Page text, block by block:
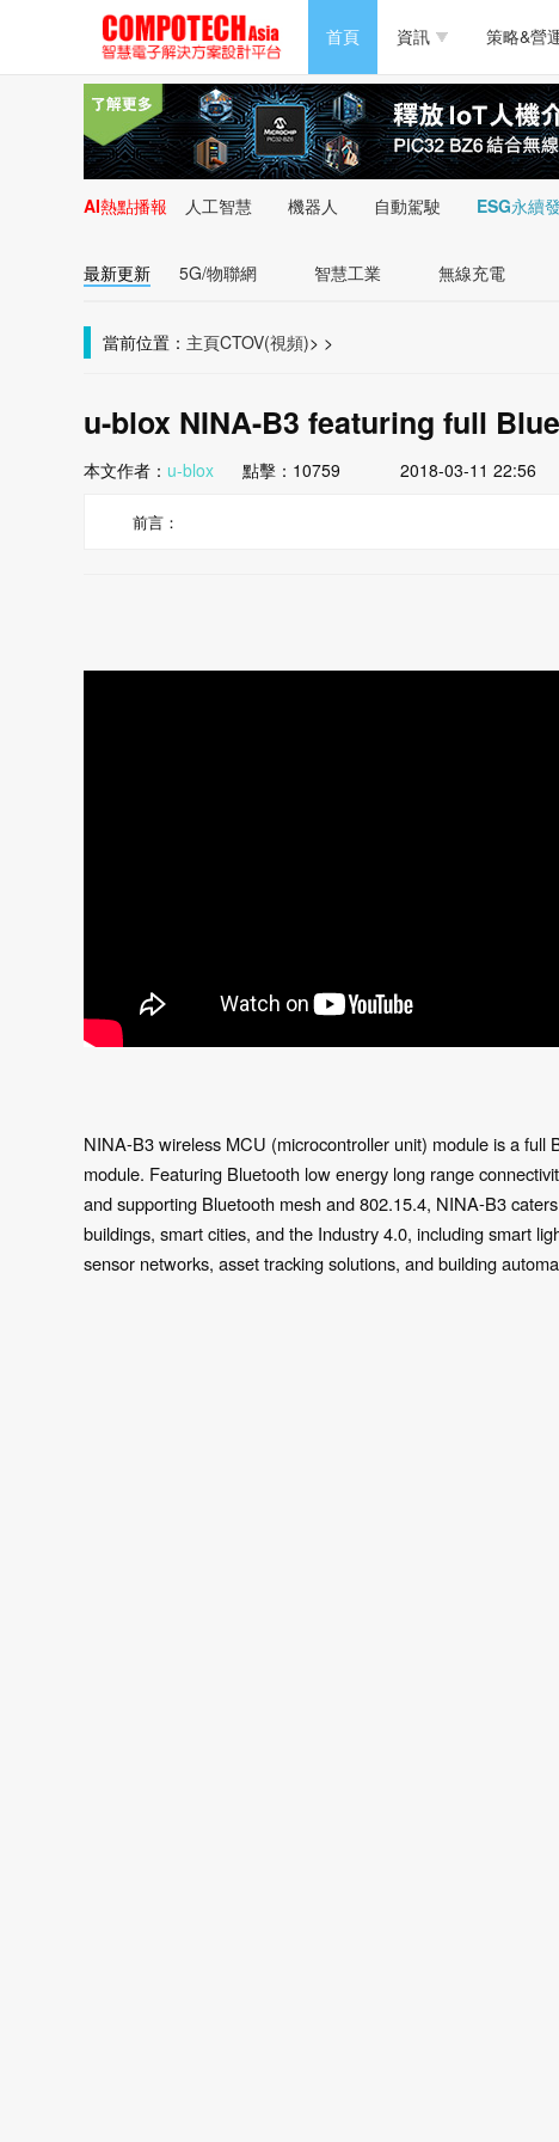
首頁 資訊
半導體/零組件
PC/周邊
新能源
策略&營
PC/周邊
新能源
AI熱點播報 人工智慧 機器人 自動駕駛 ESG永續
最新更新 5G/物聯網 智慧工業 無線充電
當前位置： 主頁 >
CTOV(視頻) >
u-blox NINA-B3 featuring full
本文作者： u-blox點擊： 10759 2018-03-11 22:56
前言：
NINA-B3 wireless MCU (microcontroller unit) module is a full
module. Featuring Bluetooth low energy long range
and supporting Bluetooth mesh and 802.15.4, NINA-B3
buildings, smart cities, and the Industry 4.0, including smart
sensor networks, asset tracking solutions, and building